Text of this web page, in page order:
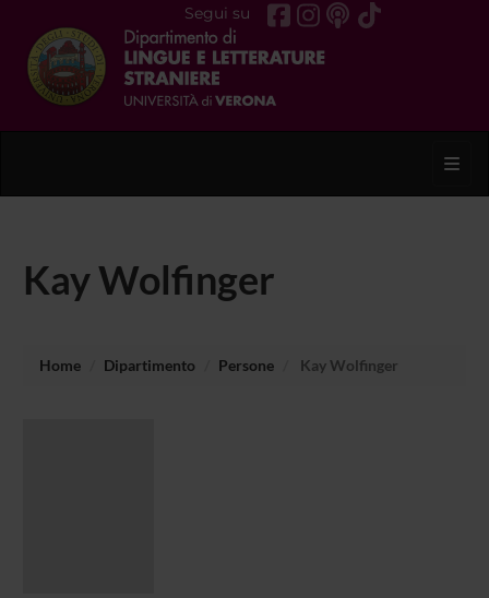
Segui su
Kay Wolfinger
Home Dipartimento Persone Kay Wolfinger